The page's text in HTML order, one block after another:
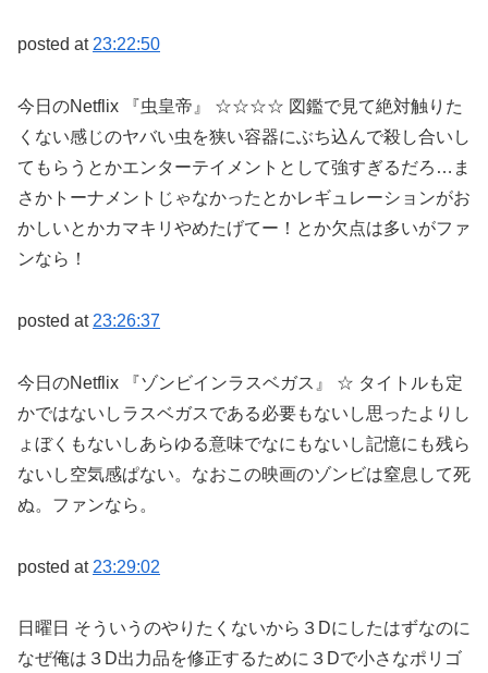
posted at 23:22:50
今日のNetflix 『虫皇帝』 ☆☆☆☆ 図鑑で見て絶対触りた
くない感じのヤバい虫を狭い容器にぶち込んで殺し合いし
てもらうとかエンターテイメントとして強すぎるだろ…ま
さかトーナメントじゃなかったとかレギュレーションがお
かしいとかカマキリやめたげてー！とか欠点は多いがファ
ンなら！
posted at 23:26:37
今日のNetflix 『ゾンビインラスベガス』 ☆ タイトルも定
かではないしラスベガスである必要もないし思ったよりし
ょぼくもないしあらゆる意味でなにもないし記憶にも残ら
ないし空気感ぱない。なおこの映画のゾンビは窒息して死
ぬ。ファンなら。
posted at 23:29:02
日曜日 そういうのやりたくないから３Dにしたはずなのに
なぜ俺は３D出力品を修正するために３Dで小さなポリゴ